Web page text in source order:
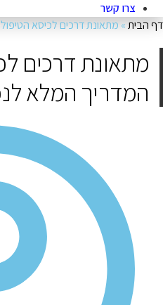
צרו קשר
הבית»מתאונת דרכים לכיסא
מתאונת דרכים
המדריך המלא